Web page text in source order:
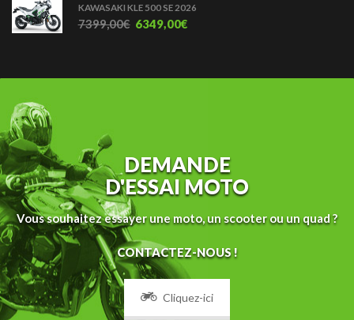
KAWASAKI KLE 500 SE 2026
7399,00€ 6349,00€
DEMANDE
D'ESSAI MOTO
Vous souhaitez essayer une moto, un scooter ou un quad ?
CONTACTEZ-NOUS !
Cliquez-ici